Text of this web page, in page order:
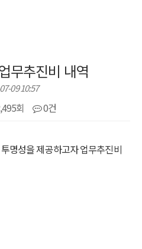
무추진비 내역
09 10:57
회 0건
명성을 제공하고자 업무추진비